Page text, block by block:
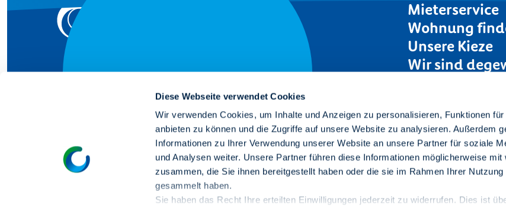
Diese Webseite verwendet Cookies
Wir verwenden Cookies, um Inhalte und Anzeigen zu personalisieren, Funktionen
anbieten zu können und die Zugriffe auf unsere Website zu analysieren. Außerdem
Informationen zu Ihrer Verwendung unserer Website an unsere Partner für soziale
und Analysen weiter. Unsere Partner führen diese Informationen möglicherweise mit
zusammen, die Sie ihnen bereitgestellt haben oder die sie im Rahmen Ihrer Nutzung
gesammelt haben.
Sie haben das Recht Ihre erteilten Einwilligungen jederzeit zu widerrufen. Dies ist
Wir schaffen Raum
für dein Zuhause.
Mieterservice
Wohnung
Unsere Kieze
Wir sind